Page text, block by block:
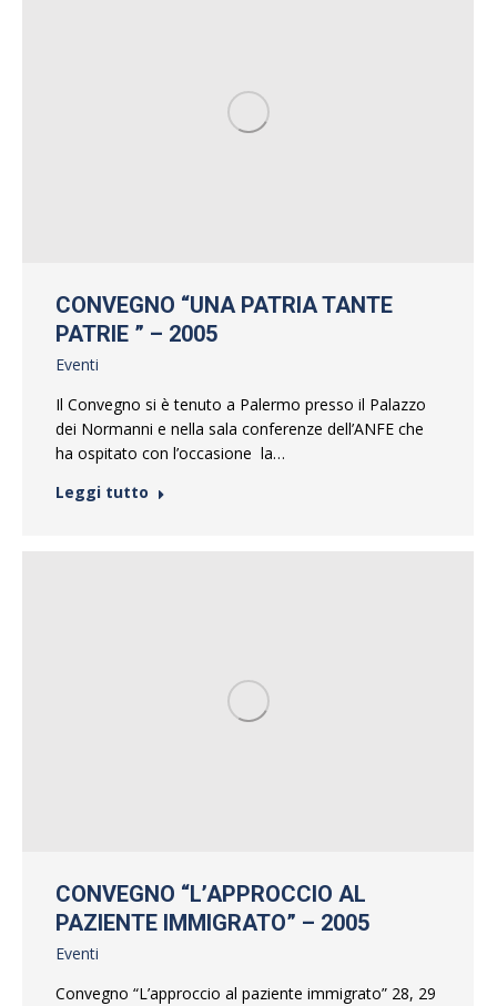
CONVEGNO “UNA PATRIA TANTE
PATRIE ” – 2005
Eventi
Il Convegno si è tenuto a Palermo presso il Palazzo
dei Normanni e nella sala conferenze dell’ANFE che
ha ospitato con l’occasione la…
Leggi tutto
CONVEGNO “L’APPROCCIO AL
PAZIENTE IMMIGRATO” – 2005
Eventi
Convegno “L’approccio al paziente immigrato” 28, 29